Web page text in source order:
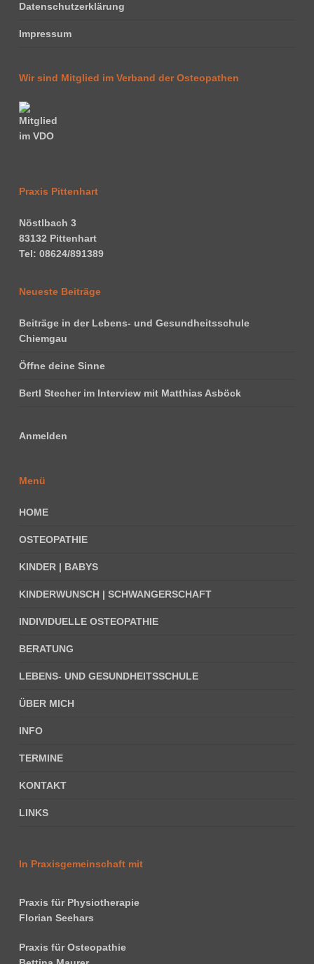
Datenschutzerklärung
Impressum
Wir sind Mitglied im Verband der Osteopathen
Praxis Pittenhart
Nöstlbach 3
83132 Pittenhart
Tel: 08624/891389
Neueste Beiträge
Beiträge in der Lebens- und Gesundheitsschule
Chiemgau
Öffne deine Sinne
Bertl Stecher im Interview mit Matthias Asböck
Anmelden
Menü
HOME
OSTEOPATHIE
KINDER | BABYS
KINDERWUNSCH | SCHWANGERSCHAFT
INDIVIDUELLE OSTEOPATHIE
BERATUNG
LEBENS- UND GESUNDHEITSSCHULE
ÜBER MICH
INFO
TERMINE
KONTAKT
LINKS
In Praxisgemeinschaft mit
Praxis für Physiotherapie
Florian Seehars
Praxis für Osteopathie